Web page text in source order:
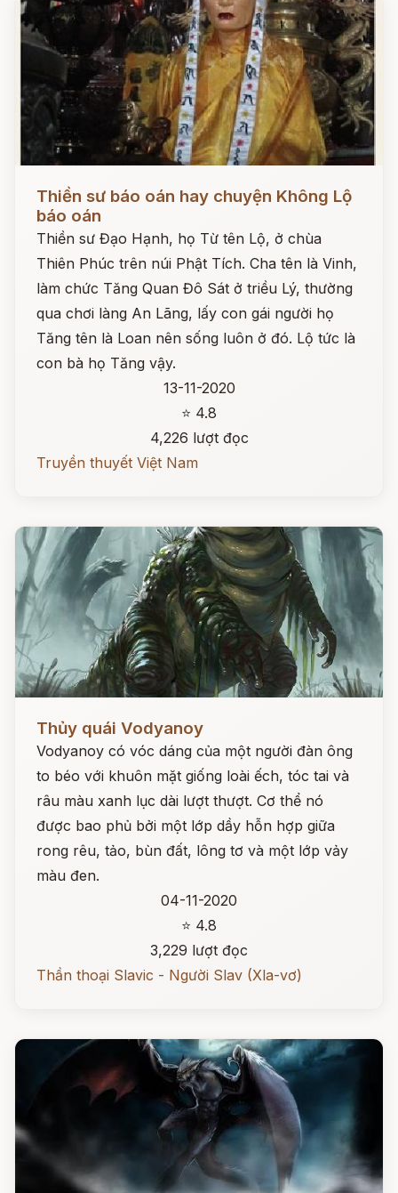
Đọc ngay
Thiền sư báo oán hay chuyện Không Lộ
báo oán
Thiền sư Đạo Hạnh, họ Từ tên Lộ, ở chùa
Thiên Phúc trên núi Phật Tích. Cha tên là Vinh,
làm chức Tăng Quan Đô Sát ở triều Lý, thường
qua chơi làng An Lãng, lấy con gái người họ
Tăng tên là Loan nên sống luôn ở đó. Lộ tức là
con bà họ Tăng vậy.
13-11-2020
⭐ 4.8
4,226 lượt đọc
Truyền thuyết Việt Nam
Thủy quái Vodyanoy
Vodyanoy có vóc dáng của một người đàn ông
to béo với khuôn mặt giống loài ếch, tóc tai và
râu màu xanh lục dài lượt thượt. Cơ thể nó
được bao phủ bởi một lớp dầy hỗn hợp giữa
rong rêu, tảo, bùn đất, lông tơ và một lớp vảy
màu đen.
04-11-2020
⭐ 4.8
3,229 lượt đọc
Thần thoại Slavic - Người Slav (Xla-vơ)